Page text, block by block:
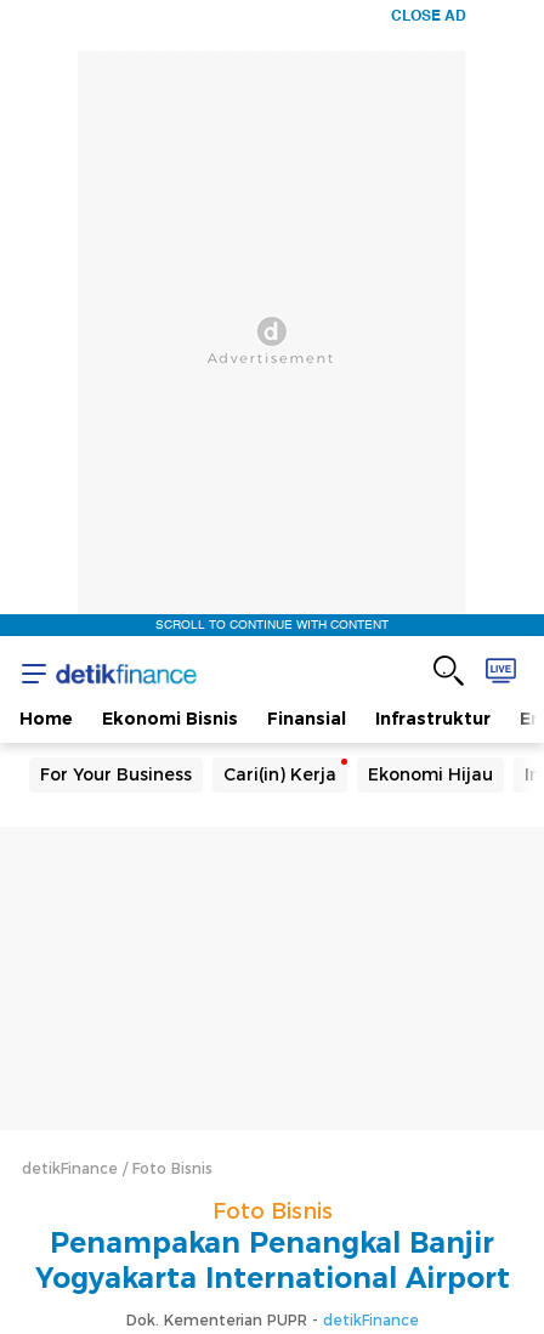
CLOSE AD
SCROLL TO CONTINUE WITH CONTENT
Home Ekonomi Bisnis Finansial Infrastruktur
For Your Business Cari(in) Kerja Ekonomi Hijau
detikFinance Foto Bisnis
Foto Bisnis
Penampakan Penangkal Banjir
Yogyakarta International Airport
Dok. Kementerian PUPR - detikFinance